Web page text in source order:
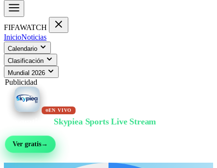
FIFAWATCH
InicioNoticias
Calendario
Clasificación
Mundial 2026
Publicidad
EN VIVO
Skypiea Sports Live Stream
Ver gratis→